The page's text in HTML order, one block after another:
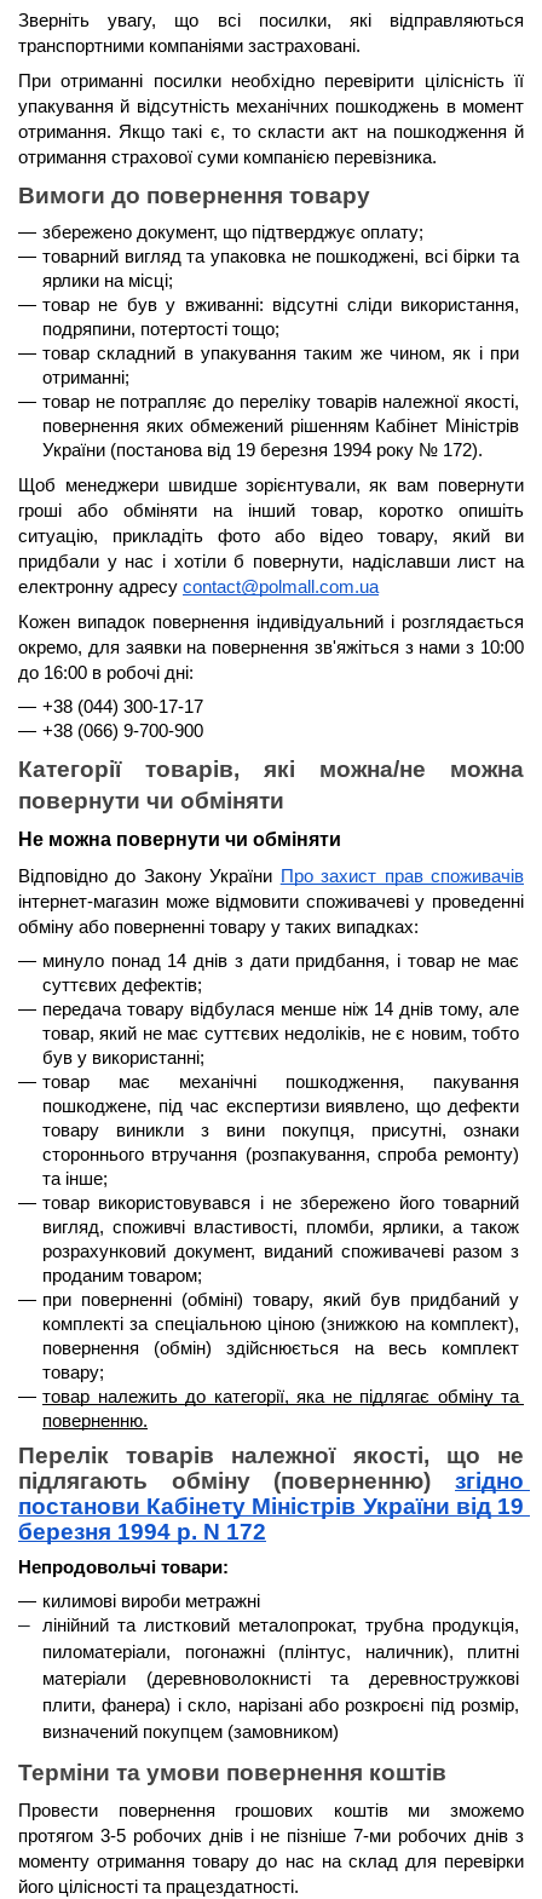
Зверніть увагу, що всі посилки, які відправляються
транспортними компаніями застраховані.
При отриманні посилки необхідно перевірити цілісність її
упакування й відсутність механічних пошкоджень в момент
отримання. Якщо такі є, то скласти акт на пошкодження й
отримання страхової суми компанією перевізника.
Вимоги до повернення товару
збережено документ, що підтверджує оплату;
товарний вигляд та упаковка не пошкоджені, всі бірки та
ярлики на місці;
товар не був у вживанні: відсутні сліди використання,
подряпини, потертості тощо;
товар складний в упакування таким же чином, як і при
отриманні;
товар не потрапляє до переліку товарів належної якості,
повернення яких обмежений рішенням Кабінет Міністрів
України (постанова від 19 березня 1994 року № 172).
Щоб менеджери швидше зорієнтували, як вам повернути
гроші або обміняти на інший товар, коротко опишіть
ситуацію, прикладіть фото або відео товару, який ви
придбали у нас і хотіли б повернути, надіславши лист на
електронну адресу contact@polmall.com.ua
Кожен випадок повернення індивідуальний і розглядається
окремо, для заявки на повернення зв'яжіться з нами з 10:00
до 16:00 в робочі дні:
+38 (044) 300-17-17
+38 (066) 9-700-900
Категорії товарів, які можна/не можна
повернути чи обміняти
Не можна повернути чи обміняти
Відповідно до Закону України Про захист прав споживачів
інтернет-магазин може відмовити споживачеві у проведенні
обміну або поверненні товару у таких випадках:
минуло понад 14 днів з дати придбання, і товар не має
суттєвих дефектів;
передача товару відбулася менше ніж 14 днів тому, але
товар, який не має суттєвих недоліків, не є новим, тобто
був у використанні;
товар має механічні пошкодження, пакування
пошкоджене, під час експертизи виявлено, що дефекти
товару виникли з вини покупця, присутні, ознаки
стороннього втручання (розпакування, спроба ремонту)
та інше;
товар використовувався і не збережено його товарний
вигляд, споживчі властивості, пломби, ярлики, а також
розрахунковий документ, виданий споживачеві разом з
проданим товаром;
при поверненні (обміні) товару, який був придбаний у
комплекті за спеціальною ціною (знижкою на комплект),
повернення (обмін) здійснюється на весь комплект
товару;
товар належить до категорії, яка не підлягає обміну та
поверненню.
Перелік товарів належної якості, що не
підлягають обміну (поверненню) згідно
постанови Кабінету Міністрів України від 19
березня 1994 р. N 172
Непродовольчі товари:
килимові вироби метражні
лінійний та листковий металопрокат, трубна продукція,
пиломатеріали, погонажні (плінтус, наличник), плитні
матеріали (деревноволокнисті та деревностружкові
плити, фанера) і скло, нарізані або розкроєні під розмір,
визначений покупцем (замовником)
Терміни та умови повернення коштів
протягом 3-5 робочих днів і не пізніше 7-ми робочих днів з
моменту отримання товару до нас на склад для перевірки
його цілісності та працездатності.